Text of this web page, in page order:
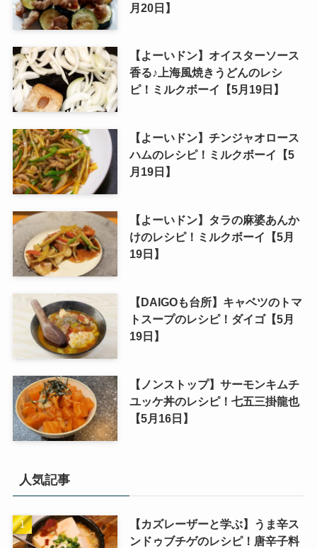
月20日】
【よーいドン】オイスターソース
香る♪上海風焼きうどんのレシ
ピ！ミルクボーイ【5月19日】
【よーいドン】チンジャオロース
ハムのレシピ！ミルクボーイ【5
月19日】
【よーいドン】タラの麻婆あんか
けのレシピ！ミルクボーイ【5月
19日】
【DAIGOも台所】キャベツのトマ
トスープのレシピ！ダイゴ【5月
19日】
【ノンストップ】サーモンキムチ
ユッケ丼のレシピ！七五三掛龍也
【5月16日】
人気記事
【カズレーザーと学ぶ】うま辛ス
ンドゥブチゲのレシピ！唐辛子料